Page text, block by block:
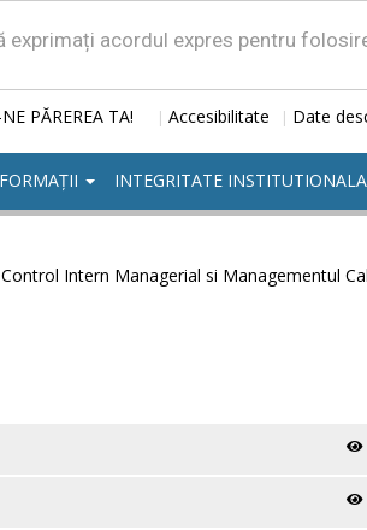
acordul expres pentru
PĂREREA TA! | Accesibilitate | Date
INTEGRITATE INSTITUTIONALA
Control Intern Managerial si Managementul